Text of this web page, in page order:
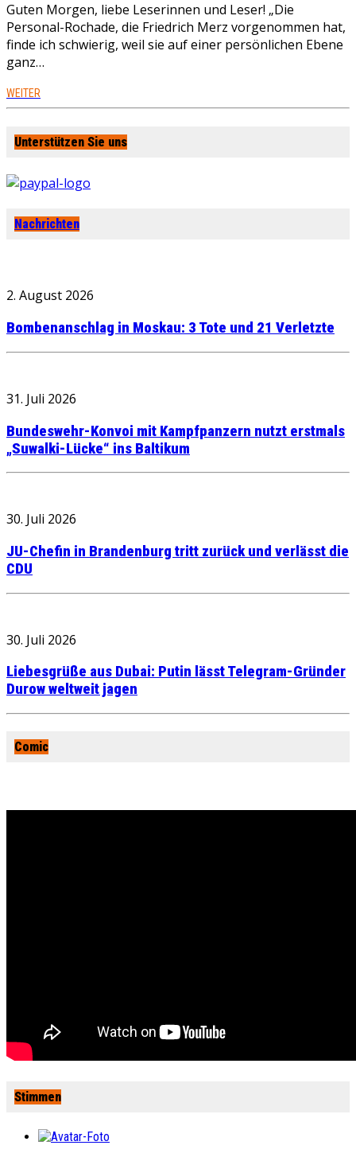
Guten Morgen, liebe Leserinnen und Leser! „Die
Personal-Rochade, die Friedrich Merz vorgenommen hat,
finde ich schwierig, weil sie auf einer persönlichen Ebene
ganz…
WEITER
Unterstützen Sie uns
Nachrichten
2. August 2026
Bombenanschlag in Moskau: 3 Tote und 21 Verletzte
31. Juli 2026
Bundeswehr-Konvoi mit Kampfpanzern nutzt erstmals
„Suwalki-Lücke“ ins Baltikum
30. Juli 2026
JU-Chefin in Brandenburg tritt zurück und verlässt die
CDU
30. Juli 2026
Liebesgrüße aus Dubai: Putin lässt Telegram-Gründer
Durow weltweit jagen
Comic
Stimmen